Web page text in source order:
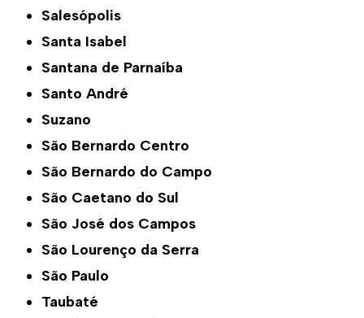
Salesópolis
Santa Isabel
Santana de Parnaíba
Santo André
Suzano
São Bernardo Centro
São Bernardo do Campo
São Caetano do Sul
São José dos Campos
São Lourenço da Serra
São Paulo
Taubaté